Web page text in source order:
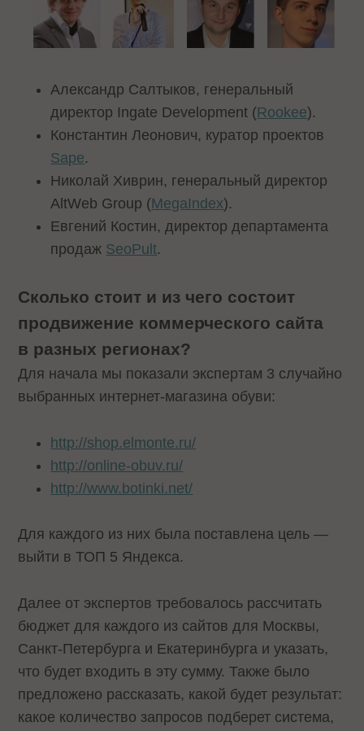
Александр Салтыков, генеральный
директор Ingate Development (Rookee).
Константин Леонович, куратор проектов
Sape.
Николай Хиврин, генеральный директор
AltWeb Group (MegaIndex).
Евгений Костин, директор департамента
продаж SeoPult.
Сколько стоит и из чего состоит
продвижение коммерческого сайта
в разных регионах?
Для начала мы показали экспертам 3 случайно
выбранных интернет-магазина обуви:
http://shop.elmonte.ru/
http://online-obuv.ru/
http://www.botinki.net/
Для каждого из них была поставлена цель —
выйти в ТОП 5 Яндекса.
Далее от экспертов требовалось рассчитать
бюджет для каждого из сайтов для Москвы,
Санкт-Петербурга и Екатеринбурга и указать,
что будет входить в эту сумму. Также было
предложено рассказать, какой будет результат:
какое количество запросов подберет система,